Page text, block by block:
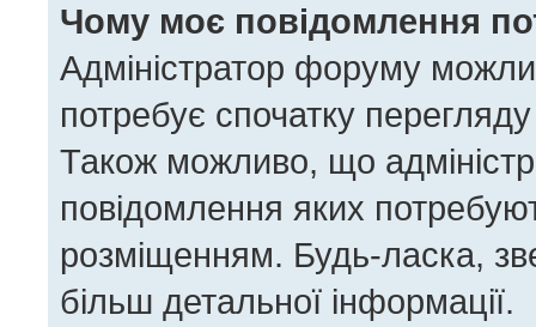
Чому моє повідомлення
Адміністратор форуму
потребує спочатку
Також можливо, що
повідомлення яких
розміщенням. Будь-ласка,
більш детальної інформації.